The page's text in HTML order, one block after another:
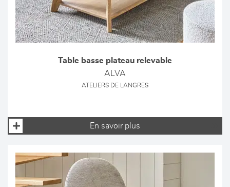
Table basse plateau relevable
ALVA
ATELIERS DE LANGRES
En savoir plus